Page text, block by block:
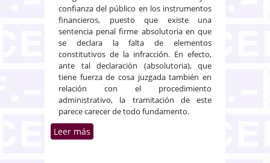
confianza del público en los instrumentos
financieros, puesto que existe una
sentencia penal firme absolutoria en que
se declara la falta de elementos
constitutivos de la infracción. En efecto,
ante tal declaración (absolutoria), que
tiene fuerza de cosa juzgada también en
relación con el procedimiento
administrativo, la tramitación de este
parece carecer de todo fundamento.
Leer más